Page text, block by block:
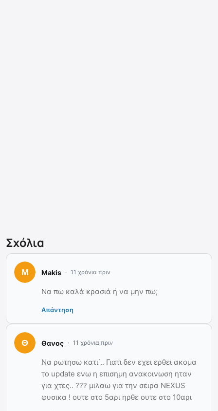
Σχόλια
Makis 11 χρόνια πριν
Να πω καλά κρασιά ή να μην πω;
Απάντηση
Θανος 11 χρόνια πριν
Να ρωτησω κατι΄.. Γιατι δεν εχει ερθει ακομα
το update ενω η επισημη ανακοινωση ηταν
για χτες.. ??? μιλαω για την σειρα ΝΕΧUS
φυσικα ! ουτε στο 5αρι ηρθε ουτε στο 10αρι